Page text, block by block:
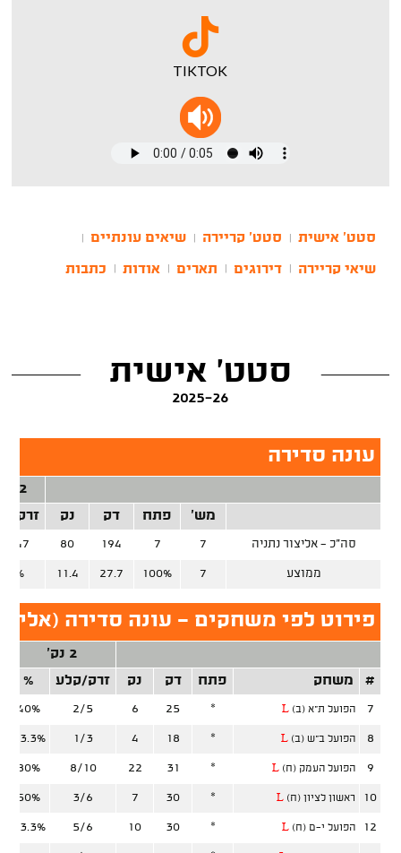
TIKTOK
סטט' אישית סטט' קריירה שיאים עונתיים
שיאי קריירה דירוגים תארים אודות כתבות
סטט' אישית
2025-26
עונה סדירה
2 נק'
מש'
פתח דק נק זרק/
סה"כ - אליצור נתניה 7
7
194
80
47
ממוצע 7
100%
27.7
11.4
66%
פירוט לפי משחקים - עונה סדירה
2 נק'
#
משחק פתח דק נק זרק/קלע %
7 הפועל ת"א (ב) L
*
25
6
2/5
40%
8 הפועל ב"ש (ב) L
*
18
4
1/3
33.3%
9 הפועל העמק (ח) L
*
31
22
8/10
80%
10 ראשון לציון (ח) L
*
30
7
3/6
50%
12 הפועל י-ם (ח) L
*
30
10
5/6
83.3%